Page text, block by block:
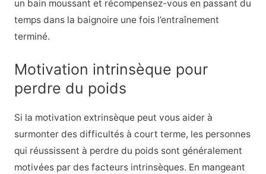
un bain moussant et récompensez-vous en passant du
temps dans la baignoire une fois l’entraînement
terminé.
Motivation intrinsèque pour
perdre du poids
Si la motivation extrinsèque peut vous aider à
surmonter des difficultés à court terme, les personnes
qui réussissent à perdre du poids sont généralement
motivées par des facteurs intrinsèques. En mangeant